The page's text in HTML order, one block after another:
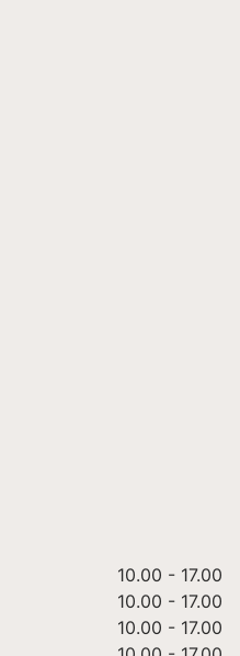
10.00 - 17.00
10.00 - 17.00
10.00 - 17.00